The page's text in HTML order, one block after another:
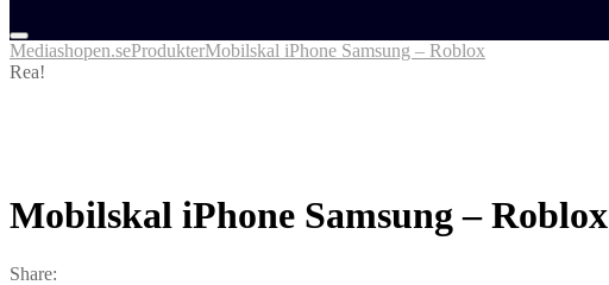
Mediashopen.seProdukterMobilskal iPhone Samsung – Roblox
Rea!
Mobilskal iPhone Samsung – Roblox
Share: